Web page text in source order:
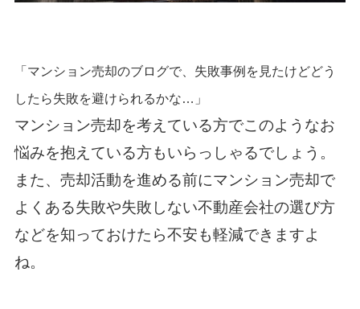
「マンション売却のブログで、失敗事例を見たけどどう
したら失敗を避けられるかな…」
マンション売却を考えている方でこのようなお
悩みを抱えている方もいらっしゃるでしょう。
また、売却活動を進める前にマンション売却で
よくある失敗や失敗しない不動産会社の選び方
などを知っておけたら不安も軽減できますよ
ね。